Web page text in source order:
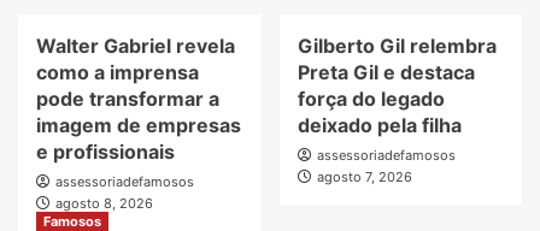
Walter Gabriel revela
como a imprensa
pode transformar a
imagem de empresas
e profissionais
assessoriadefamosos
agosto 8, 2026
Gilberto Gil relembra
Preta Gil e destaca
força do legado
deixado pela filha
assessoriadefamosos
agosto 7, 2026
Famosos